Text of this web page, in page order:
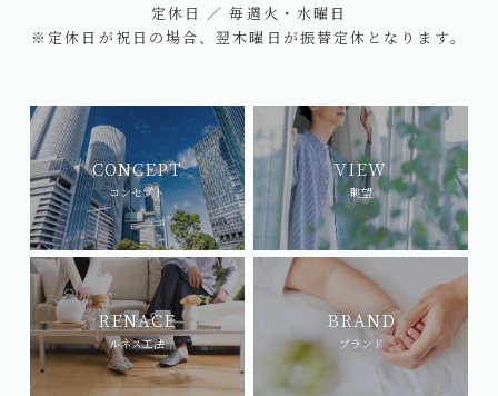
定休日 ／ 毎週火・水曜日
※定休日が祝日の場合、翌木曜日が振替定休となります。
CONCEPT
コンセプト
VIEW
眺望
RENACE
ルネス工法
BRAND
ブランド